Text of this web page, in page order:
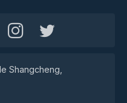
Shangcheng,